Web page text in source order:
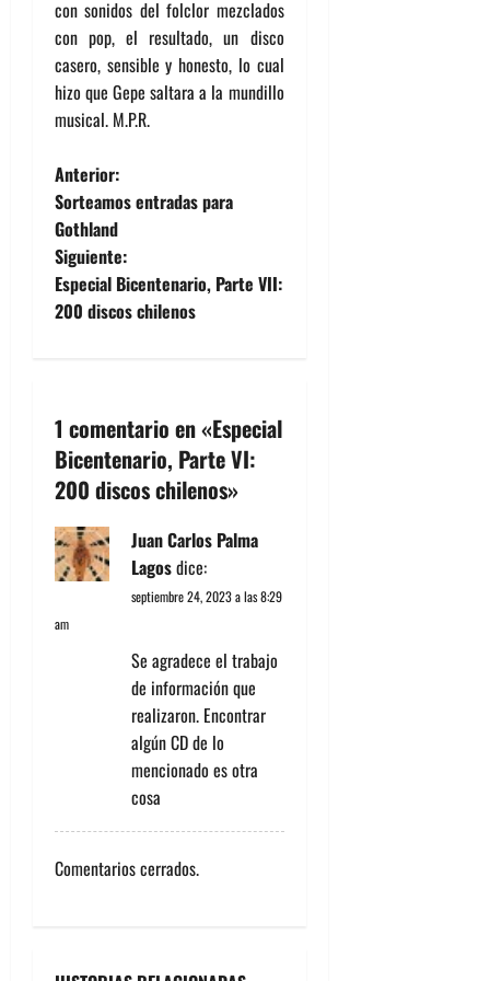
con sonidos del folclor mezclados
con pop, el resultado, un disco
casero, sensible y honesto, lo cual
hizo que Gepe saltara a la mundillo
musical. M.P.R.
N
a
v
e
a
c
i
ó
n
d
t
r
d
Anterior:
Sorteamos entradas para
Gothland
Siguiente:
Especial Bicentenario, Parte VII:
200 discos chilenos
1 comentario en «Especial
Bicentenario, Parte VI:
200 discos chilenos»
Juan Carlos Palma
Lagosdice:
septiembre 24, 2023 a las 8:29
am
Se agradece el trabajo
de información que
realizaron. Encontrar
algún CD de lo
mencionado es otra
cosa
Comentarios cerrados.